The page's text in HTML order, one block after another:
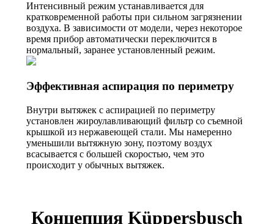
Интенсивный режим устанавливается для
кратковременной работы при сильном загрязнении
воздуха. В зависимости от модели, через некоторое
время прибор автоматически переключится в
нормальный, заранее установленный режим.
Эффективная аспирация по периметру
Внутри вытяжек с аспирацией по периметру
установлен жироулавливающий фильтр со съемной
крышкой из нержавеющей стали. Мы намеренно
уменьшили вытяжную зону, поэтому воздух
всасывается с большей скоростью, чем это
происходит у обычных вытяжек.
Концепция Küppersbusch